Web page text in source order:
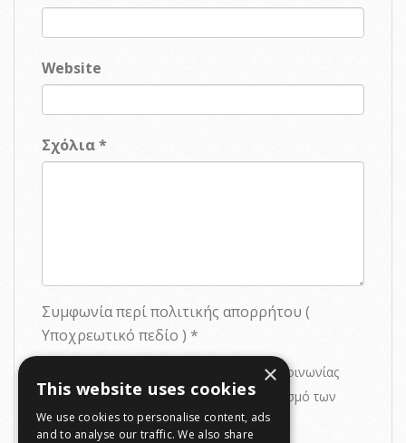
Website
Σχόλια *
Συμφωνία περί πολιτικής απορρήτου (
Υποχρεωτικό πεδίο ) *
Χρησιμοποιώντας αυτή τη φορμα επικοινωνίας
συμφωνείτε με την αποθήκευση και χειρισμό των
δεδομένων σας από αυτόν τον ιστότοπο.
×
This website uses cookies
We use cookies to personalise content, ads
and to analyse our traffic. We also share